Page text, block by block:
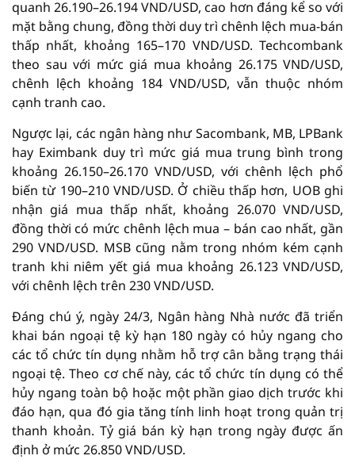
quanh 26.190–26.194 VND/USD, cao hơn đáng kể so với
mặt bằng chung, đồng thời duy trì chênh lệch mua-bán
thấp nhất, khoảng 165–170 VND/USD. Techcombank
theo sau với mức giá mua khoảng 26.175 VND/USD,
chênh lệch khoảng 184 VND/USD, vẫn thuộc nhóm
cạnh tranh cao.
Ngược lại, các ngân hàng như Sacombank, MB, LPBank
hay Eximbank duy trì mức giá mua trung bình trong
khoảng 26.150–26.170 VND/USD, với chênh lệch phổ
biến từ 190–210 VND/USD. Ở chiều thấp hơn, UOB ghi
nhận giá mua thấp nhất, khoảng 26.070 VND/USD,
đồng thời có mức chênh lệch mua – bán cao nhất, gần
290 VND/USD. MSB cũng nằm trong nhóm kém cạnh
tranh khi niêm yết giá mua khoảng 26.123 VND/USD,
với chênh lệch trên 230 VND/USD.
Đáng chú ý, ngày 24/3, Ngân hàng Nhà nước đã triển
khai bán ngoại tệ kỳ hạn 180 ngày có hủy ngang cho
các tổ chức tín dụng nhằm hỗ trợ cân bằng trạng thái
ngoại tệ. Theo cơ chế này, các tổ chức tín dụng có thể
hủy ngang toàn bộ hoặc một phần giao dịch trước khi
đáo hạn, qua đó gia tăng tính linh hoạt trong quản trị
thanh khoản. Tỷ giá bán kỳ hạn trong ngày được ấn
định ở mức 26.850 VND/USD.